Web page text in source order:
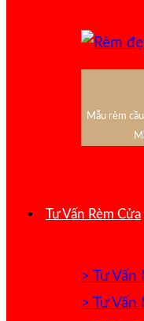
Mẫu rèm
Tư Vấn Rèm Cửa
> Tư Vấn
> Tư Vấn